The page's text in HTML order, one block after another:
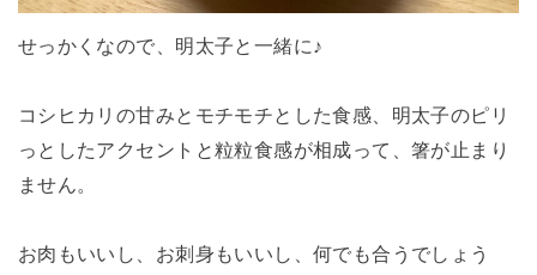
せっかくなので、明太子と一緒に♪
コシヒカリの甘みとモチモチとした食感、明太子のピリ
っとしたアクセントと粒粒食感が相成って、箸が止まり
ません。
お肉もいいし、お刺身もいいし、何でも合うでしょう